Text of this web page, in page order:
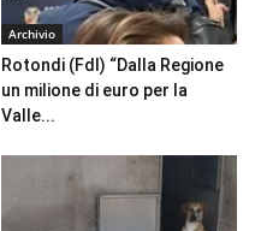
Archivio
Rotondi (FdI) “Dalla Regione
un milione di euro per la
Valle...